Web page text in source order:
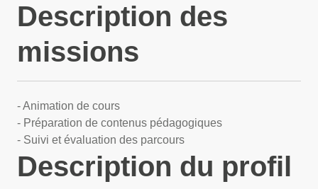
Description des
missions
- Animation de cours
- Préparation de contenus pédagogiques
- Suivi et évaluation des parcours
Description du profil